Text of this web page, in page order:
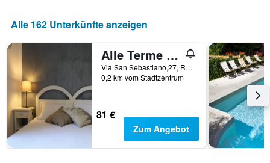
Alle 162 Unterkünfte anzeigen
Alle Terme B&B
Via San Sebastiano,27, Rapolano Terme, Toskana, Italien
0,2 km vom Stadtzentrum
81 €
Zum Angebot